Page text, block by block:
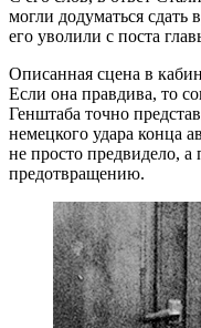
могли додуматься
его уволили с поста
Описанная сцена в
Если она правдива, то
Генштаба точно
немецкого удара конца
не просто предвидело, а
предотвращению.